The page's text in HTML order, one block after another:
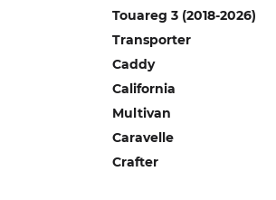
Touareg 3 (2018-2026)
Transporter
Caddy
California
Multivan
Caravelle
Crafter